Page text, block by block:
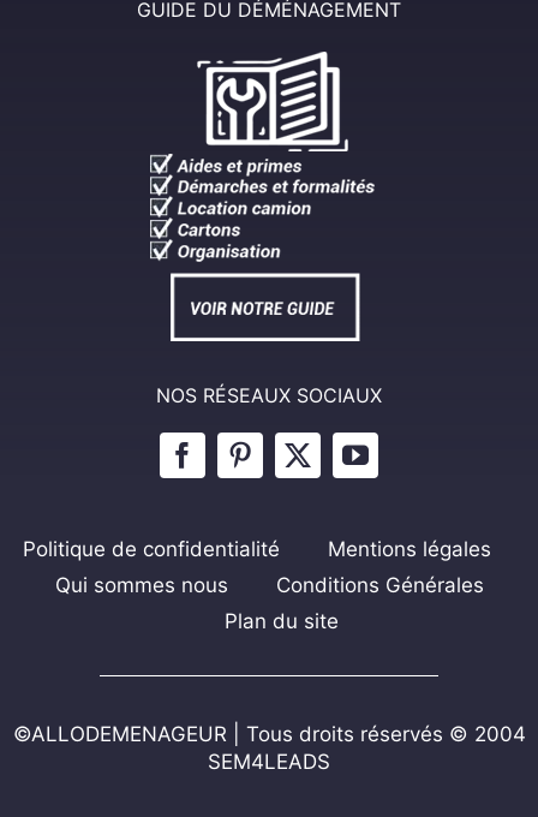
GUIDE DU DÉMÉNAGEMENT
NOS RÉSEAUX SOCIAUX
Politique de confidentialité
Mentions légales
Qui sommes nous
Conditions Générales
Plan du site
©ALLODEMENAGEUR | Tous droits réservés © 2004
SEM4LEADS